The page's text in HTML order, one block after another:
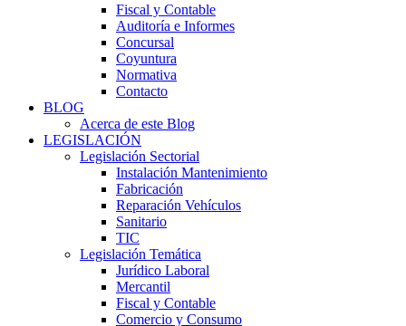
Fiscal y Contable
Auditoría e Informes
Concursal
Coyuntura
Normativa
Contacto
BLOG
Acerca de este Blog
LEGISLACIÓN
Legislación Sectorial
Instalación Mantenimiento
Fabricación
Reparación Vehículos
Sanitario
TIC
Legislación Temática
Jurídico Laboral
Mercantil
Fiscal y Contable
Comercio y Consumo